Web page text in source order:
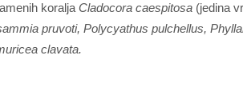
koralja Cladocora caespitosa (jedina
pruvoti, Polycyathus pulchellus,
clavata.